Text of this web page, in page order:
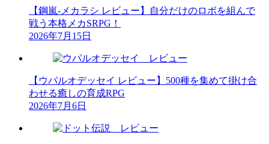
【鋼嵐-メカラシ レビュー】自分だけのロボを組んで
戦う本格メカSRPG！
2026年7月15日
【ウパルオデッセイ レビュー】500種を集めて掛け合
わせる癒しの育成RPG
2026年7月6日